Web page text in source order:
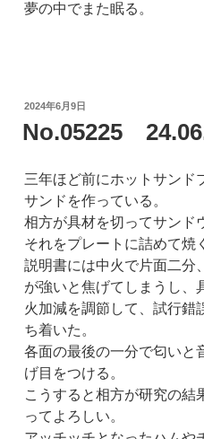
夢の中でまた眠る。
投
日:
2024年6月9日
No.05225
三年ほど前にホットサンド
サンドを作っている。
相方が具材を切ってサンド
それをプレートに詰めて焼
説明書には中火で片面二分
が強いと焦げてしまうし、
火加減を調節して、試行錯
ち着いた。
各面の最後の一分で匂いと
げ目をつける。
こうすると相方が研究の結
ってよろしい。